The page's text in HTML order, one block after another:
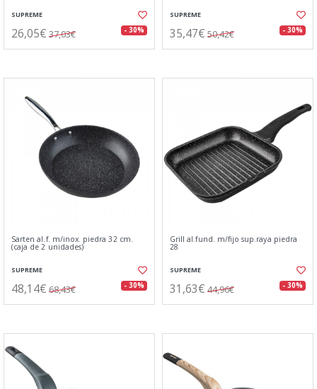
SUPREME
26,05€ 37,03€ - 30%
SUPREME
35,47€ 50,42€ - 30%
Sarten al.f. m/inox. piedra 32 cm.
(caja de 2 unidades)
SUPREME
48,14€ 68,43€ - 30%
Grill al.fund. m/fijo sup.raya piedra
28
SUPREME
31,63€ 44,96€ - 30%